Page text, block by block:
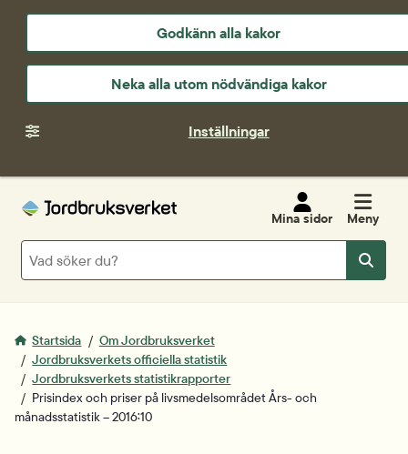
Godkänn alla kakor
Neka alla utom nödvändiga kakor
Inställningar
Mina sidor Meny
Sök
Sök
Startsida
Om Jordbruksverket
Jordbruksverkets officiella statistik
Jordbruksverkets statistikrapporter
Prisindex och priser på livsmedelsområdet Års- och
månadsstatistik – 2016:10